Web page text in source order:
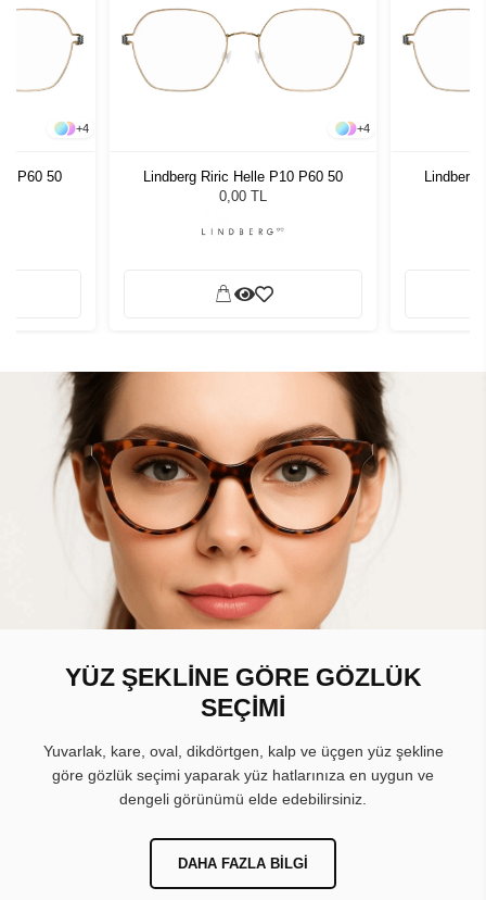
+4
P60 50
+4
Lindberg Riric Helle P10 P60 50
0,00 TL
Lindberg
YÜZ ŞEKLİNE GÖRE GÖZLÜK
SEÇİMİ
Yuvarlak, kare, oval, dikdörtgen, kalp ve üçgen yüz şekline
göre gözlük seçimi yaparak yüz hatlarınıza en uygun ve
dengeli görünümü elde edebilirsiniz.
DAHA FAZLA BILGI